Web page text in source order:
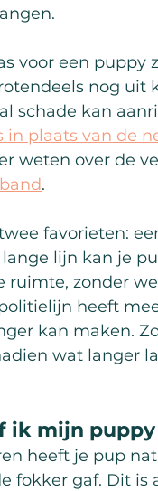
voor een puppy
nog uit
schade kan
in plaats van de
weten over de
.
favorieten:
lijn kan je
ruimte, zonder
heeft
kan maken.
wat langer
ik mijn
heeft je pup
fokker gaf. Dit